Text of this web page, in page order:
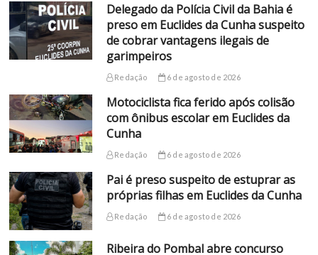
Delegado da Polícia Civil da Bahia é
preso em Euclides da Cunha suspeito
de cobrar vantagens ilegais de
garimpeiros
Redação 6 de agosto de 2026
Motociclista fica ferido após colisão
com ônibus escolar em Euclides da
Cunha
Redação 6 de agosto de 2026
Pai é preso suspeito de estuprar as
próprias filhas em Euclides da Cunha
Redação 6 de agosto de 2026
Ribeira do Pombal abre concurso